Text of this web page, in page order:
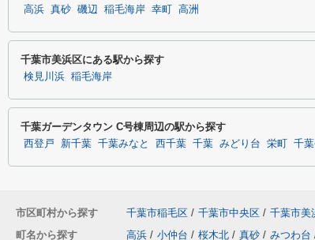
高浜 真砂 磯辺 稲毛海岸 幸町 高洲
千葉市美浜区にある駅から探す
検見川浜 稲毛海岸
千葉ガーデンタウン C号棟周辺の駅から探す
西登戸 新千葉 千葉みなと 西千葉 千葉 みどり台 栄町 千
市区町村から探す 千葉市稲毛区 / 千葉市中央区 / 千葉市美
町名から探す
高浜 / 小仲台 / 桜木北 / 真砂 / みつわ台